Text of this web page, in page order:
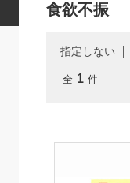
食欲不振
指定しない
全 1 件